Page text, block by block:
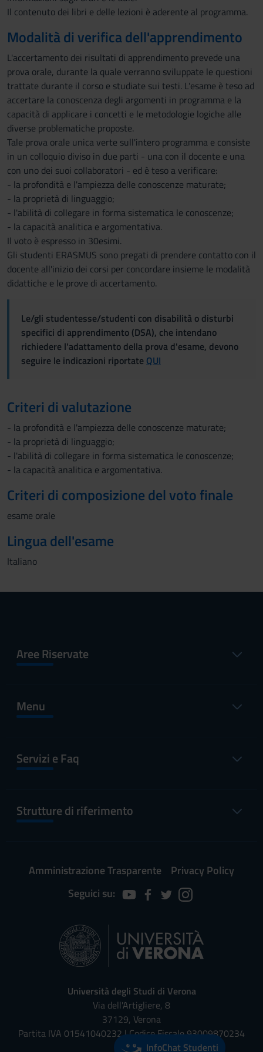
Il contenuto dei libri e delle lezioni è aderente al programma.
Modalità di verifica dell'apprendimento
L'accertamento dei risultati di apprendimento prevede una
prova orale, durante la quale verranno sviluppate le questioni
trattate durante il corso e studiate sui testi. L'esame è teso ad
accertare la conoscenza degli argomenti in programma e la
capacità di applicare i concetti e le metodologie logiche alle
diverse problematiche proposte.
Tale prova orale unica verte sull'intero programma e consiste
in un colloquio diviso in due parti - una con il docente e una
con uno dei suoi collaboratori - ed è teso a verificare:
- la profondità e l'ampiezza delle conoscenze maturate;
- la proprietà di linguaggio;
- l'abilità di collegare in forma sistematica le conoscenze;
- la capacità analitica e argomentativa.
Il voto è espresso in 30esimi.
Gli studenti ERASMUS sono pregati di prendere contatto con il
docente all'inizio dei corsi per concordare insieme le modalità
didattiche e le prove di accertamento.
Le/gli studentesse/studenti con disabilità o disturbi
specifici di apprendimento (DSA), che intendano
richiedere l'adattamento della prova d'esame, devono
seguire le indicazioni riportate QUI
Criteri di valutazione
- la profondità e l'ampiezza delle conoscenze maturate;
- la proprietà di linguaggio;
- l'abilità di collegare in forma sistematica le conoscenze;
- la capacità analitica e argomentativa.
Criteri di composizione del voto finale
esame orale
Lingua dell'esame
Italiano
Aree Riservate
Menu
Servizi e Faq
Strutture di riferimento
Amministrazione Trasparente
Privacy Policy
Seguici su:
Università degli Studi di Verona
Via dell'Artigliere, 8
37129, Verona
Partita IVA 01541040232 | Codice Fiscale 93009870234
InfoChat Studenti